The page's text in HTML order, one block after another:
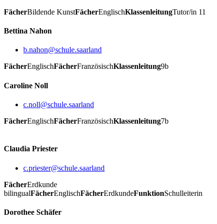
FächerBildende KunstFächerEnglischKlassenleitungTutor/in 11
Bettina Nahon
b.nahon@schule.saarland
FächerEnglischFächerFranzösischKlassenleitung9b
Caroline Noll
c.noll@schule.saarland
FächerEnglischFächerFranzösischKlassenleitung7b
Claudia Priester
c.priester@schule.saarland
FächerErdkunde
bilingualFächerEnglischFächerErdkundeFunktionSchulleiterin
Dorothee Schäfer